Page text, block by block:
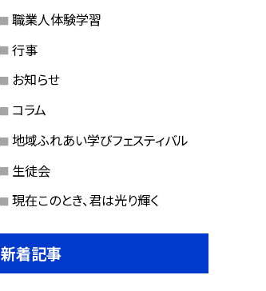
職業人体験学習
行事
お知らせ
コラム
地域ふれあい学びフェスティバル
生徒会
現在このとき、君は光り輝く
新着記事